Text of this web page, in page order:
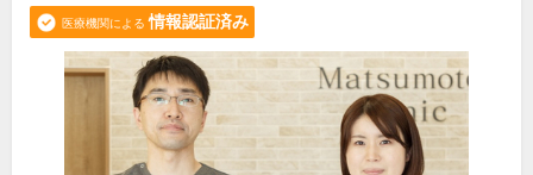
医療機関による 情報認証済み